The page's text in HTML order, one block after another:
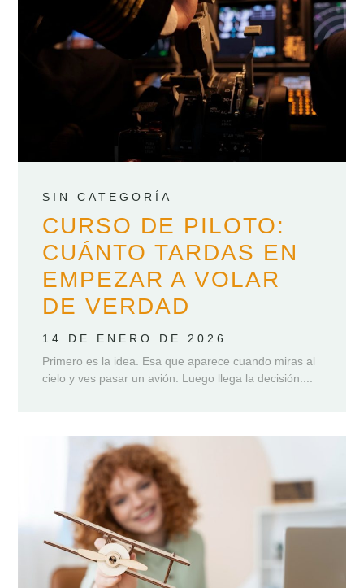
SIN CATEGORÍA
CURSO DE PILOTO:
CUÁNTO TARDAS EN
EMPEZAR A VOLAR
DE VERDAD
14 DE ENERO DE 2026
Primero es la idea. Esa que aparece cuando miras al
cielo y ves pasar un avión. Luego llega la decisión:...